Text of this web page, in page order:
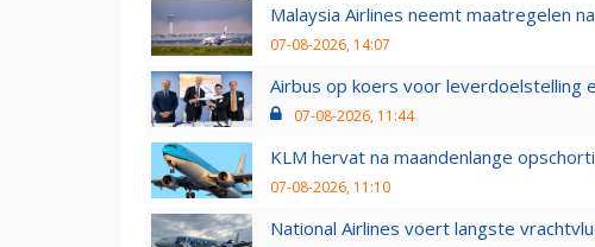
Malaysia Airlines neemt maatregelen
07-08-2026, 14:07
Airbus op koers voor
07-08-2026, 11:44
KLM hervat na maandenlange
07-08-2026, 11:10
National Airlines voert langste